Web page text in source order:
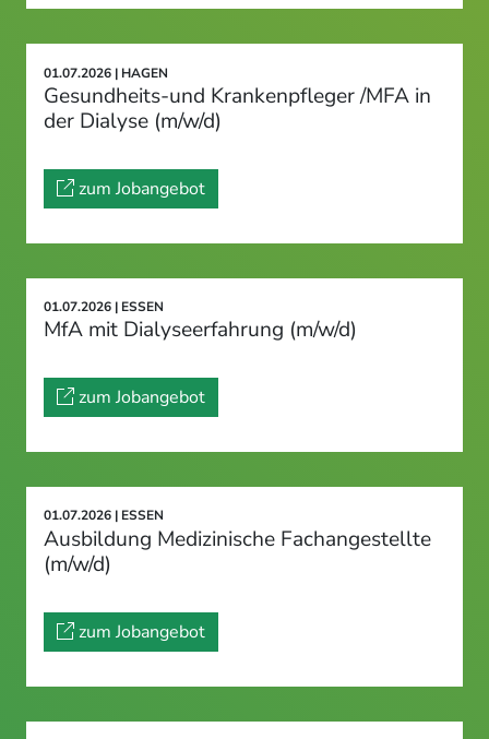
01.07.2026 | HAGEN
Gesundheits-und Krankenpfleger /MFA in
der Dialyse (m/w/d)
zum Jobangebot
01.07.2026 | ESSEN
MfA mit Dialyseerfahrung (m/w/d)
zum Jobangebot
01.07.2026 | ESSEN
Ausbildung Medizinische Fachangestellte
(m/w/d)
zum Jobangebot